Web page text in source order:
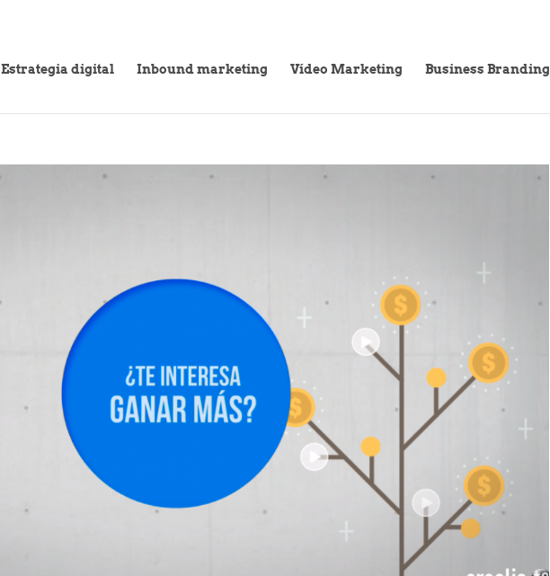
Estrategia digital Inbound marketing Vídeo Marketing Business Branding